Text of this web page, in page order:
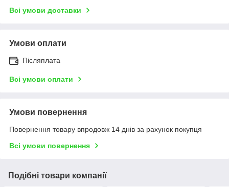
Всі умови доставки
Умови оплати
Післяплата
Всі умови оплати
Умови повернення
Повернення товару впродовж 14 днів за рахунок покупця
Всі умови повернення
Подібні товари компанії